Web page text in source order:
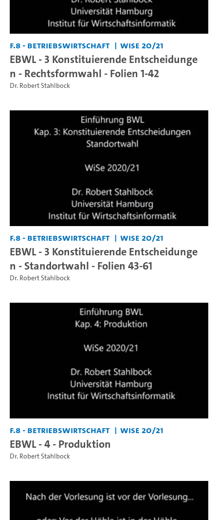
F.8 - Betriebswirtschaft WiSe 20/21
EBWL - 3 Konstituierende Entscheidunge
n - Rechtsformwahl - Folien 1-42
Dr. Robert Stahlbock
F.8 - Betriebswirtschaft WiSe 20/21
EBWL - 3 Konstituierende Entscheidunge
n - Standortwahl - Folien 43-61
Dr. Robert Stahlbock
F.8 - Betriebswirtschaft WiSe 20/21
EBWL - 4 - Produktion
Dr. Robert Stahlbock